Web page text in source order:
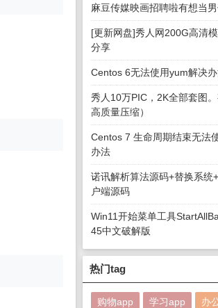
麻豆传媒映画招聘啦有想当
[更新网盘]秀人网200G高清
分享
Centos 6无法使用yum解决
秀人10万PIC，2K全部套图
高质量压缩）
Centos 7 生命周期结束无法
办法
诺讯解析算法源码+替换系统
户端源码
Win11开始菜单工具
45中文破解版
热门tag
购物app 学习app 办